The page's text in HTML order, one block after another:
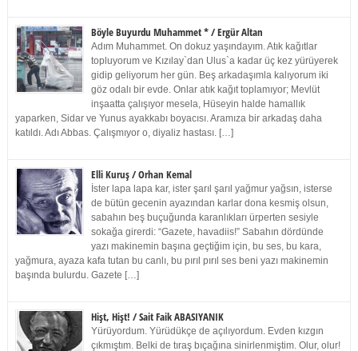
Böyle Buyurdu Muhammet * / Ergür Altan
Adım Muhammet. On dokuz yaşındayım. Atık kağıtlar
topluyorum ve Kızılay`dan Ulus`a kadar üç kez yürüyerek
gidip geliyorum her gün. Beş arkadaşımla kalıyorum iki
göz odalı bir evde. Onlar atık kağıt toplamıyor; Mevlüt
inşaatta çalışıyor mesela, Hüseyin halde hamallık
yaparken, Sidar ve Yunus ayakkabı boyacısı. Aramıza bir arkadaş daha
katıldı. Adı Abbas. Çalışmıyor o, diyaliz hastası. […]
Elli Kuruş / Orhan Kemal
İster lapa lapa kar, ister şarıl şarıl yağmur yağsın, isterse
de bütün gecenin ayazından karlar dona kesmiş olsun,
sabahın beş buçuğunda karanlıkları ürperten sesiyle
sokağa girerdi: “Gazete, havadiis!” Sabahın dördünde
yazı makinemin başına geçtiğim için, bu ses, bu kara,
yağmura, ayaza kafa tutan bu canlı, bu pırıl pırıl ses beni yazı makinemin
başında bulurdu. Gazete […]
Hişt, Hişt! / Sait Faik ABASIYANIK
Yürüyordum. Yürüdükçe de açılıyordum. Evden kızgın
çıkmıştım. Belki de tıraş bıçağına sinirlenmiştim. Olur, olur!